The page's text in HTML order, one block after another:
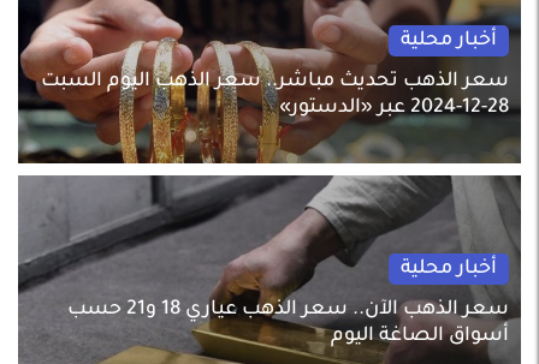
أخبار محلية
سعر الذهب تحديث مباشر.. سعر الذهب اليوم السبت
28-12-2024 عبر «الدستور»
أخبار محلية
سعر الذهب الآن.. سعر الذهب عياري 18 و21 حسب
أسواق الصاغة اليوم